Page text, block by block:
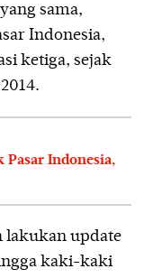
sama,
Indonesia,
ketiga, sejak
Indonesia,
lakukan update
kaki-kaki